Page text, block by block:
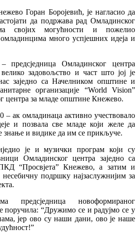
Горан Боројевић, је нагласио да
да подржава рад Омладинског
својих могућности и пожелио
много успјешних идеја и
Омладинског центра
велико задовољство и част што јој је
заједно са Начелником општине и
организације “World Vision”
центра за младе општине Кнежево.
– ак омладинаца активно учествовало
и позвала све младе који желе да
знање и видике да им се прикључе.
је и музички програм који су
Омладинског центра заједно са
“Просвјета” Кнежево, а затим и
несебичну подршку најзаслужнијим за
предсједница новоформираног
поручила: “Дружимо се и радујмо се у
јер ово су наши дани, ово је наше